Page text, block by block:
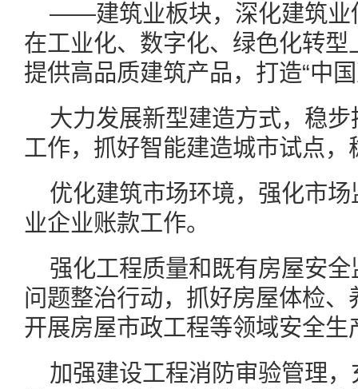
——建筑业板块，深化建筑业
在工业化、数字化、绿色化转
提供高品质建筑产品，打造“中
大力发展新型建造方式，稳
工作，抓好智能建造城市试点
优化建筑市场环境，强化市
业企业账款工作。
强化工程质量和既有房屋安
问题整治行动，抓好房屋体检
开展房屋市政工程等领域安全
加强建设工程消防审验管理